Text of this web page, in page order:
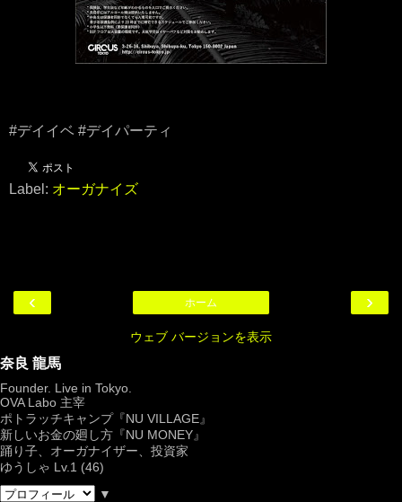
#デイイベ #デイパーティ
Label: オーガナイズ
‹ ›
ホーム
ウェブ バージョンを表示
奈良 龍馬
Founder. Live in Tokyo.
OVA Labo 主宰
ポトラッチキャンプ『NU VILLAGE』
新しいお金の廻し方『NU MONEY』
踊り子、オーガナイザー、投資家
ゆうしゃ Lv.1 (46)
▼